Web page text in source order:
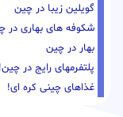
گویلین زیبا در چین
شکوفه های بهاری در
بهار در چین
پلتفرمهای رایج در چین!
غذاهای چینی کره ای!